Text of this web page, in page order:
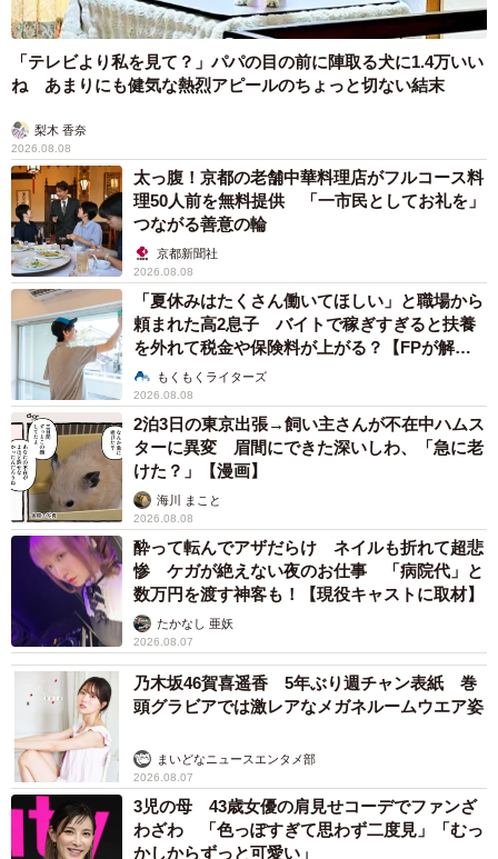
亡くなるひと月前。最期まで仕事の邪魔をしてきたけれども、それが愛
おしい。悲しくて寂しくて泣いてしまった。
そして次の日、ジャック君の目はうつろになり、ぼんやり
していました。呼吸は静かで、旅立つ準備をしているんだ
なとAさんも不思議と静かに見守る準備ができていました。
「死ぬということはぼんやりとしたまどろみの中で、この
世から天国へ移動することであり、辛くはない」と本に書
いてありましたが、本当に静かに横たわっていました。中
身を空っぽにして身軽に旅立つ準備をしているような姿で
した。
「テレビより私を見て？」パパの目の前に陣取る犬に1.4万いい
ね あまりにも健気な熱烈アピールのちょっと切ない結末
梨木 香奈
2026.08.08
太っ腹！京都の老舗中華料理店がフルコース料
理50人前を無料提供 「一市民としてお礼を」
つながる善意の輪
京都新聞社
2026.08.08
「夏休みはたくさん働いてほしい」と職場から
頼まれた高2息子 バイトで稼ぎすぎると扶養
を外れて税金や保険料が上がる？【FPが解
説】もくもくライターズ
2026.08.08
2泊3日の東京出張→飼い主さんが不在中ハムス
ターに異変 眉間にできた深いしわ、「急に老
けた？」【漫画】
海川 まこと
2026.08.08
酔って転んでアザだらけ ネイルも折れて超悲
惨 ケガが絶えない夜のお仕事 「病院代」と
数万円を渡す神客も！【現役キャストに取材】
たかなし 亜妖
2026.08.07
乃木坂46賀喜遥香 5年ぶり週チャン表紙 巻
頭グラビアでは激レアなメガネルームウエア姿
まいどなニュースエンタメ部
2026.08.07
3児の母 43歳女優の肩見せコーデでファンざ
わざわ 「色っぽすぎて思わず二度見」「むっ
かしからずっと可愛い」